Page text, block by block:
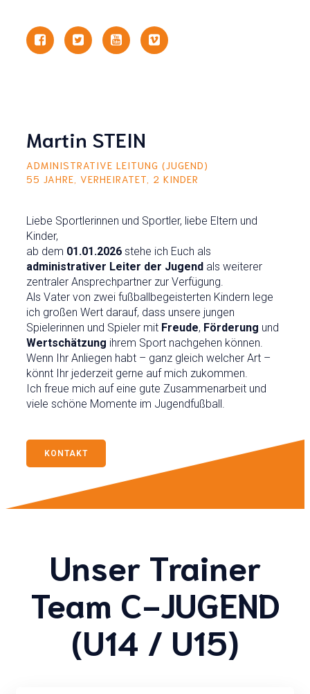
Martin STEIN
ADMINISTRATIVE LEITUNG (JUGEND)
55 JAHRE, VERHEIRATET, 2 KINDER
Liebe Sportlerinnen und Sportler, liebe Eltern und
Kinder,
ab dem 01.01.2026 stehe ich Euch als
administrativer Leiter der Jugend als weiterer
zentraler Ansprechpartner zur Verfügung.
Als Vater von zwei fußballbegeisterten Kindern lege
ich großen Wert darauf, dass unsere jungen
Spielerinnen und Spieler mit Freude, Förderung und
Wertschätzung ihrem Sport nachgehen können.
Wenn Ihr Anliegen habt – ganz gleich welcher Art –
könnt Ihr jederzeit gerne auf mich zukommen.
Ich freue mich auf eine gute Zusammenarbeit und
viele schöne Momente im Jugendfußball.
KONTAKT
Unser Trainer
Team C-JUGEND
(U14 / U15)